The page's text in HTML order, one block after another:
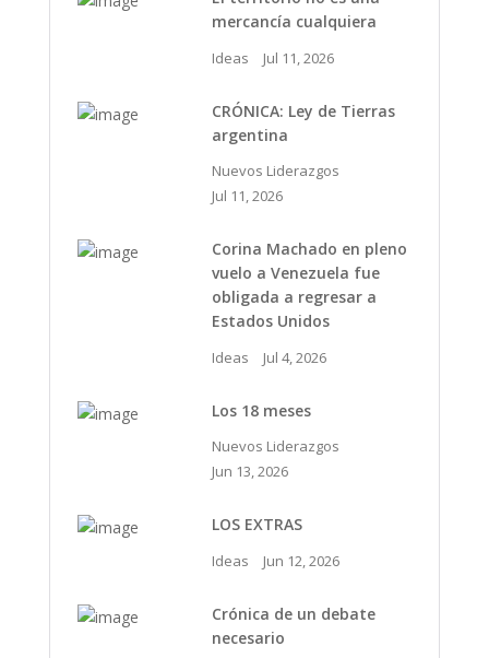
mercancía cualquiera
Ideas Jul 11, 2026
CRÓNICA: Ley de Tierras
argentina
Nuevos Liderazgos
Jul 11, 2026
Corina Machado en pleno
vuelo a Venezuela fue
obligada a regresar a
Estados Unidos
Ideas Jul 4, 2026
Los 18 meses
Nuevos Liderazgos
Jun 13, 2026
LOS EXTRAS
Ideas Jun 12, 2026
Crónica de un debate
necesario